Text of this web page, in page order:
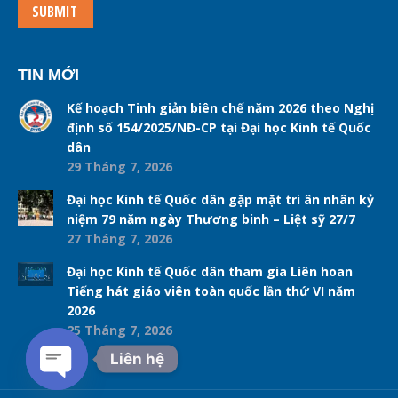
SUBMIT
TIN MỚI
Kế hoạch Tinh giản biên chế năm 2026 theo Nghị
định số 154/2025/NĐ-CP tại Đại học Kinh tế Quốc
dân
29 Tháng 7, 2026
Đại học Kinh tế Quốc dân gặp mặt tri ân nhân kỷ
niệm 79 năm ngày Thương binh – Liệt sỹ 27/7
27 Tháng 7, 2026
Đại học Kinh tế Quốc dân tham gia Liên hoan
Tiếng hát giáo viên toàn quốc lần thứ VI năm
2026
25 Tháng 7, 2026
Liên hệ